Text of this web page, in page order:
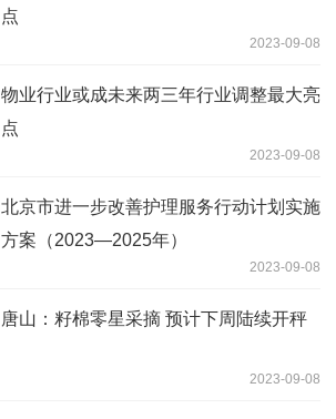
点
2023-09-08
物业行业或成未来两三年行业调整最大亮
点
2023-09-08
北京市进一步改善护理服务行动计划实施
方案（2023—2025年）
2023-09-08
唐山：籽棉零星采摘 预计下周陆续开秤
2023-09-08